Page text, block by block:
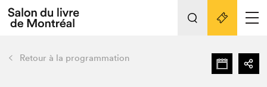
Tout sur l'édition 2022
retour Nos activités
Retour à la programmation